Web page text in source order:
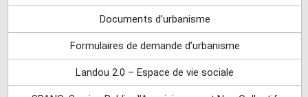
Documents d’urbanisme
Formulaires de demande d’urbanisme
Landou 2.0 – Espace de vie sociale